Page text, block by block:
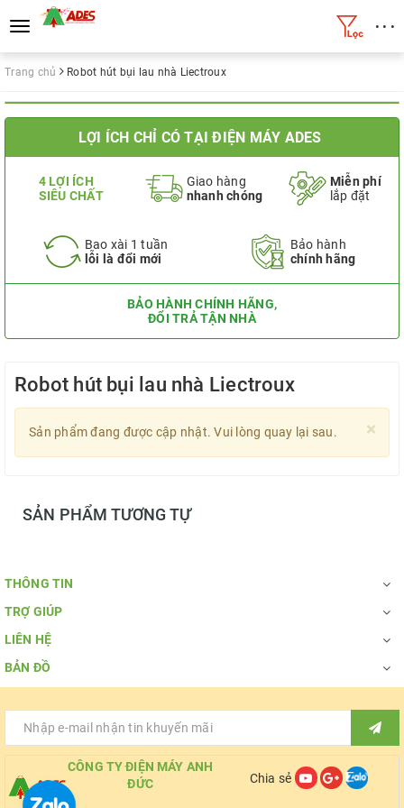
Toggle
navigation
• • •
Trang chủ Robot hút bụi lau nhà Liectroux
LỢI ÍCH CHỈ CÓ TẠI ĐIỆN MÁY ADES
4 LỢI ÍCH
SIÊU CHẤT
Giao hàng
nhanh chóng
Miễn phí
lắp đặt
Bao xài 1 tuần
lỗi là đổi mới
Bảo hành
chính hãng
BẢO HÀNH CHÍNH HÃNG,
ĐỔI TRẢ TẬN NHÀ
Robot hút bụi lau nhà Liectroux
×
Sản phẩm đang được cập nhật. Vui lòng quay lại sau.
SẢN PHẨM TƯƠNG TỰ
THÔNG TIN
TRỢ GIÚP
LIÊN HỆ
BẢN ĐỒ
CÔNG TY ĐIỆN MÁY ANH
ĐỨC
Chia sẻ